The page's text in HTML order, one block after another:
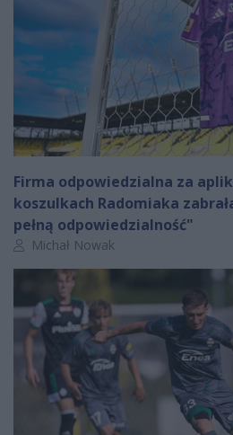
Firma odpowiedzialna za
koszulkach Radomiaka
pełną odpowiedzialność"
Autor artykułu:
Michał Nowak